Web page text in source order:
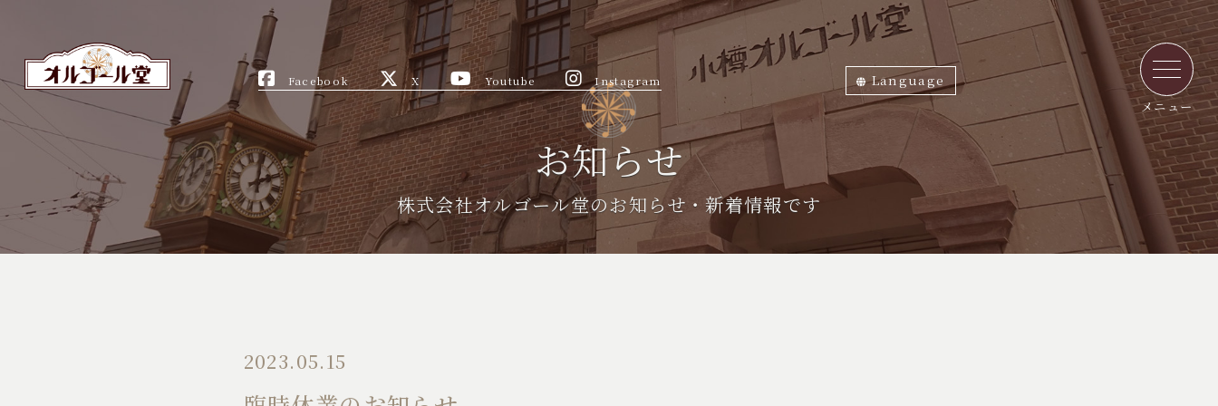
Facebook X Youtube Instagram
Language
English
한국어
中文繁体
中文簡体
ภาษาไทย
日本語 メニュー
お知らせ
株式会社オルゴール堂のお知らせ・新着情報です
2023.05.15